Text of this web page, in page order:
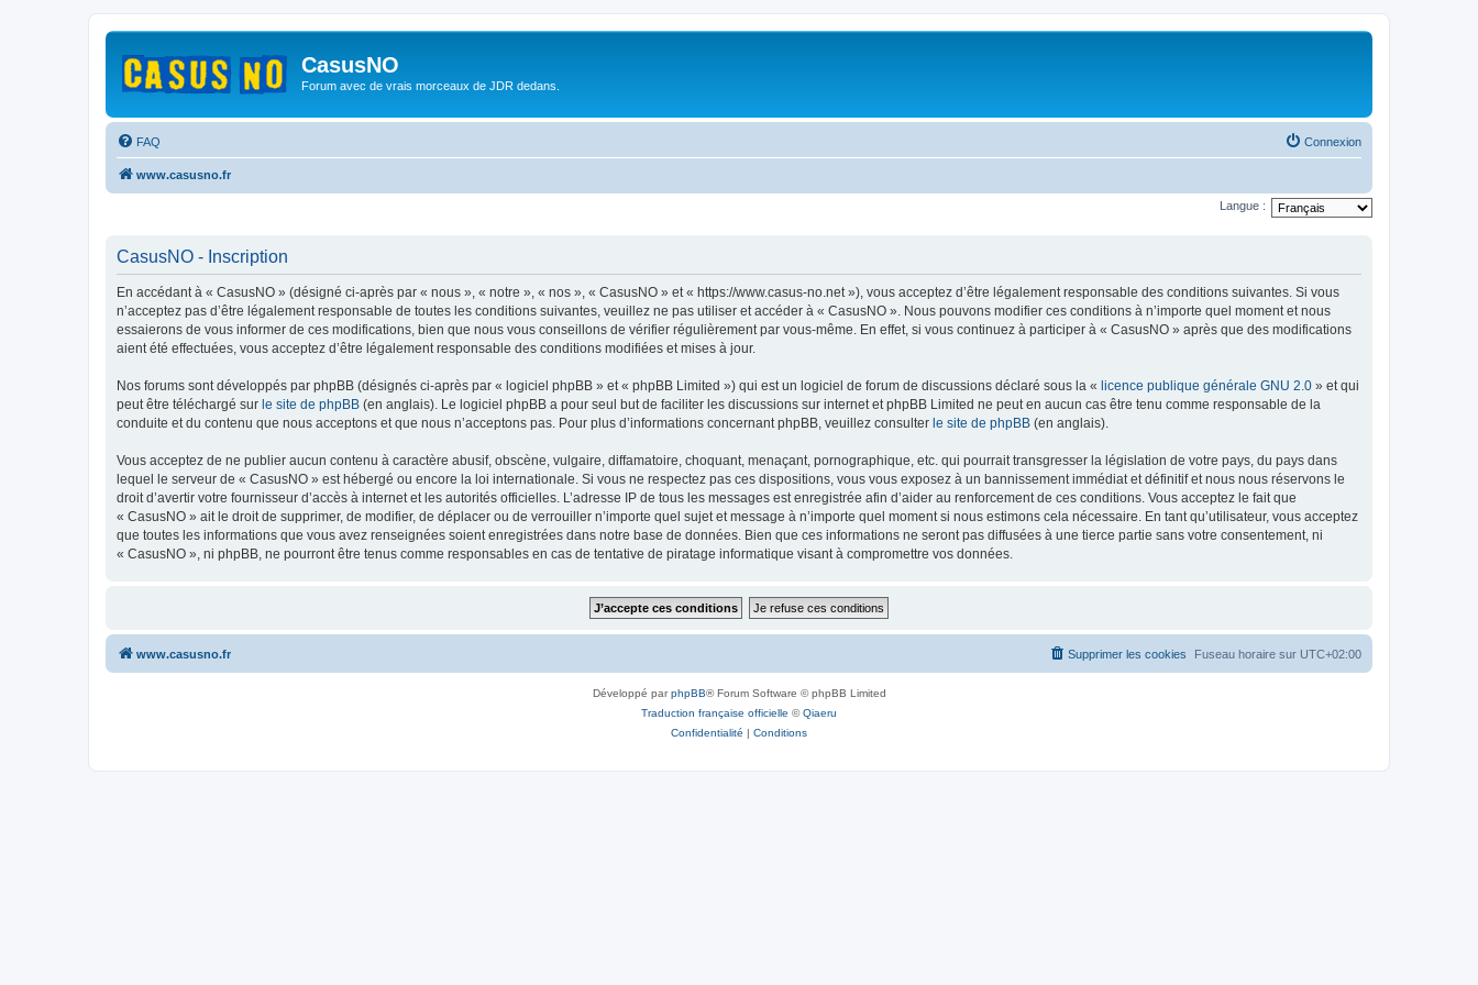
CasusNO
Forum avec de vrais morceaux de JDR dedans.
FAQ Connexion
www.casusno.fr
Langue :
CasusNO - Inscription
En accédant à « CasusNO » (désigné ci-après par « nous », « notre », « nos », « CasusNO » et « https://www.casus-no.net »), vous acceptez d’être légalement responsable des conditions suivantes. Si vous
n’acceptez pas d’être légalement responsable de toutes les conditions suivantes, veuillez ne pas utiliser et accéder à « CasusNO ». Nous pouvons modifier ces conditions à n’importe quel moment et nous
essaierons de vous informer de ces modifications, bien que nous vous conseillons de vérifier régulièrement par vous-même. En effet, si vous continuez à participer à « CasusNO » après que des modifications
aient été effectuées, vous acceptez d’être légalement responsable des conditions modifiées et mises à jour.
Nos forums sont développés par phpBB (désignés ci-après par « logiciel phpBB » et « phpBB Limited ») qui est un logiciel de forum de discussions déclaré sous la « licence publique générale GNU 2.0 » et qui
peut être téléchargé sur le site de phpBB (en anglais). Le logiciel phpBB a pour seul but de faciliter les discussions sur internet et phpBB Limited ne peut en aucun cas être tenu comme responsable de la
conduite et du contenu que nous acceptons et que nous n’acceptons pas. Pour plus d’informations concernant phpBB, veuillez consulter le site de phpBB (en anglais).
Vous acceptez de ne publier aucun contenu à caractère abusif, obscène, vulgaire, diffamatoire, choquant, menaçant, pornographique, etc. qui pourrait transgresser la législation de votre pays, du pays dans
lequel le serveur de « CasusNO » est hébergé ou encore la loi internationale. Si vous ne respectez pas ces dispositions, vous vous exposez à un bannissement immédiat et définitif et nous nous réservons le
droit d’avertir votre fournisseur d’accès à internet et les autorités officielles. L’adresse IP de tous les messages est enregistrée afin d’aider au renforcement de ces conditions. Vous acceptez le fait que
« CasusNO » ait le droit de supprimer, de modifier, de déplacer ou de verrouiller n’importe quel sujet et message à n’importe quel moment si nous estimons cela nécessaire. En tant qu’utilisateur, vous acceptez
que toutes les informations que vous avez renseignées soient enregistrées dans notre base de données. Bien que ces informations ne seront pas diffusées à une tierce partie sans votre consentement, ni
« CasusNO », ni phpBB, ne pourront être tenus comme responsables en cas de tentative de piratage informatique visant à compromettre vos données.
www.casusno.fr Fuseau horaire sur UTC+02:00
Supprimer les cookies
Développé parphpBB® Forum Software © phpBB Limited
Traduction française officielle ©Qiaeru
Confidentialité | Conditions